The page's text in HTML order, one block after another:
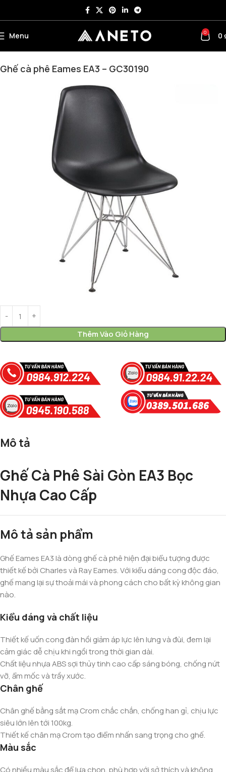
Menu 0 0
Ghế cà phê Eames EA3 – GC30190
Thêm Vào Giỏ Hàng
Mô tả
Ghế Cà Phê Sài Gòn EA3 Bọc
Nhựa Cao Cấp
Mô tả sản phẩm
Ghế Eames EA3 là dòng ghế cà phê hiện đại biểu tượng được
thiết kế bởi Charles và Ray Eames. Với kiểu dáng cong độc đáo,
ghế mang lại sự thoải mái và phong cách cho bất kỳ không gian
nào.
Kiểu dáng và chất liệu
Thiết kế uốn cong đàn hồi giảm áp lực lên lưng và đùi, đem lại
cảm giác dễ chịu khi ngồi trong thời gian dài.
Chất liệu nhựa ABS sợi thủy tinh cao cấp sáng bóng, chống nứt
vỡ, ẩm mốc và trầy xước.
Chân ghế
Chân ghế bằng sắt mạ Crom chắc chắn, chống han gỉ, chịu lực
siêu lớn lên tới 100kg.
Thiết kế chân mạ Crom tạo điểm nhấn sang trọng cho ghế.
Màu sắc
Có nhiều màu sắc để lựa chọn, phù hợp với sở thích và không